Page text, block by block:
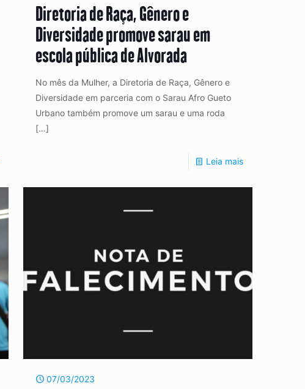
Diretoria de Raça, Gênero e
Diversidade promove sarau em
escola pública de Alvorada
No mês da Mulher, a Diretoria de Raça, Gênero e
Diversidade em parceria com o Sarau Afro Gueto
Urbano também promove um sarau e uma roda
[…]
Leia mais
07/03/2023